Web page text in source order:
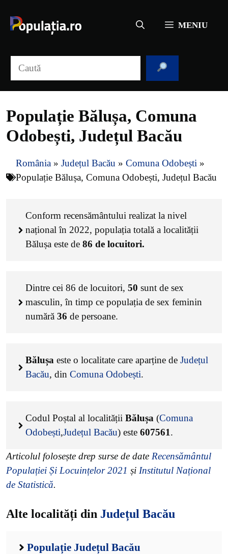
conținut
MENIU
Populație Bălușa, Comuna
Odobești, Județul Bacău
România » Județul Bacău » Comuna Odobești »
Populație Bălușa, Comuna Odobești, Județul Bacău
Conform recensământului realizat la nivel
național în 2022, populația totală a localității
Bălușa este de 86 de locuitori.
Dintre cei 86 de locuitori, 50 sunt de sex
masculin, în timp ce populația de sex feminin
numără 36 de persoane.
Bălușa este o localitate care aparține de Județul
Bacău, din Comuna Odobești.
Codul Poștal al localității Bălușa (Comuna
Odobești,Județul Bacău) este 607561.
Articolul folosește drep surse de date Recensământul
Populației Și Locuințelor 2021 și Institutul Național
de Statistică.
Alte localități din Județul Bacău
Populație Județul Bacău